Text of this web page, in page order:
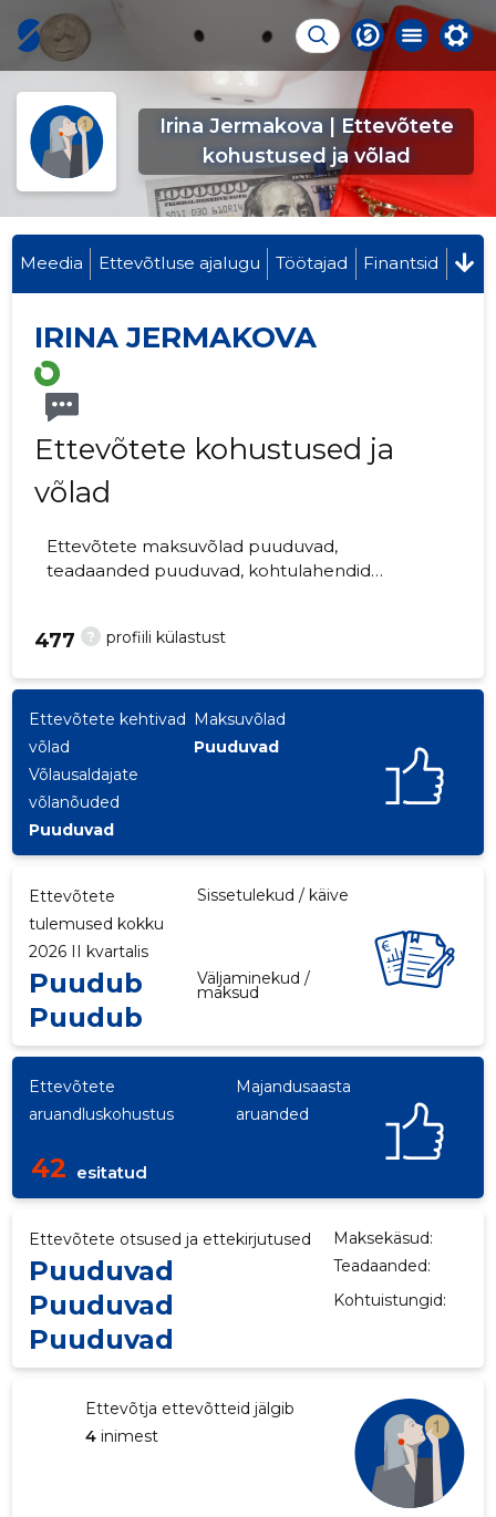
Irina Jermakova | Ettevõtete
kohustused ja võlad
Meedia Ettevõtluse ajalugu Töötajad Finantsid
IRINA JERMAKOVA
Ettevõtete kohustused ja
võlad
Ettevõtete maksuvõlad puuduvad,
teadaanded puuduvad, kohtulahendid
Ettevõtteid jälgib 0 inimest.
? profiili külastust
477
Ettevõtete kehtivad
võlad
Maksuvõlad
Puuduvad
Võlausaldajate
võlanõuded
Puuduvad
Ettevõtete
tulemused kokku
2026 II kvartalis
Sissetulekud / käive
Puudub Väljaminekud /
maksud
Puudub
Ettevõtete
aruandluskohustus
Majandusaasta
aruanded
42 esitatud
Ettevõtete otsused ja ettekirjutused Maksekäsud:
Puuduvad Teadaanded:
Puuduvad Kohtuistungid:
Puuduvad
Ettevõtja ettevõtteid jälgib
4 inimest